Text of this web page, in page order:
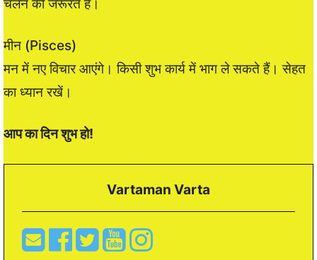
चलने की जरूरत है।
मीन (Pisces)
मन में नए विचार आएंगे। किसी शुभ कार्य में भाग ले सकते हैं। सेहत
का ध्यान रखें।
आप का दिन शुभ हो!
Vartaman Varta